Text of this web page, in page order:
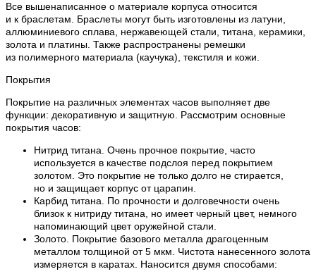
Все вышенаписанное о материале корпуса относится
и к браслетам. Браслеты могут быть изготовлены из латуни,
аллюминиевого сплава, нержавеющей стали, титана, керамики,
золота и платины. Также распространены ремешки
из полимерного материала (каучука), текстиля и кожи.
Покрытия
Покрытие на различных элементах часов выполняет две
функции: декоративную и защитную. Рассмотрим основные
покрытия часов:
Нитрид титана. Очень прочное покрытие, часто
используется в качестве подслоя перед покрытием
золотом. Это покрытие не только долго не стирается,
но и защищает корпус от царапин.
Карбид титана. По прочности и долговечности очень
близок к нитриду титана, но имеет черный цвет, немного
напоминающий цвет оружейной стали.
Золото. Покрытие базового металла драгоценным
металлом толщиной от 5 мкм. Чистота нанесенного золота
измеряется в каратах. Наносится двумя способами: